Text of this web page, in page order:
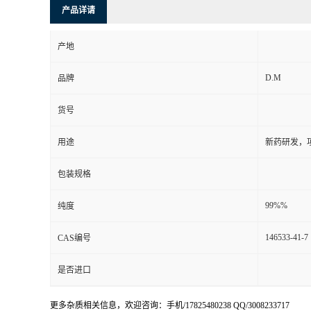
产品详请
产地
品牌 D.M
货号
用途 新药研发，
包装规格
纯度 99%%
CAS编号 146533-41-7
是否进口
更多杂质相关信息，欢迎咨询：手机/17825480238 QQ/3008233717